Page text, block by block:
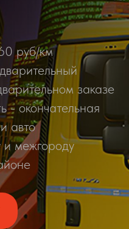
руб/км
заказе
- окончательная
авто
и межгороду